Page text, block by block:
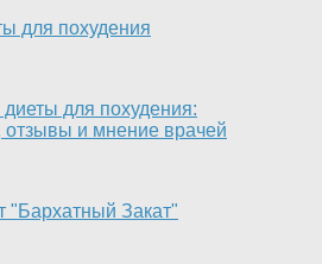
для похудения:
отзывы и мнение врачей